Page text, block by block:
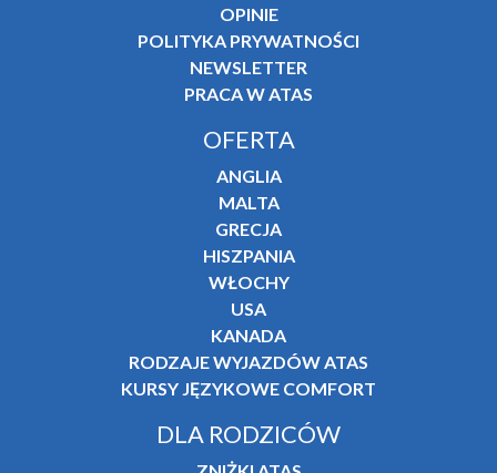
OPINIE
POLITYKA PRYWATNOŚCI
NEWSLETTER
PRACA W ATAS
OFERTA
ANGLIA
MALTA
GRECJA
HISZPANIA
WŁOCHY
USA
KANADA
RODZAJE WYJAZDÓW ATAS
KURSY JĘZYKOWE COMFORT
DLA RODZICÓW